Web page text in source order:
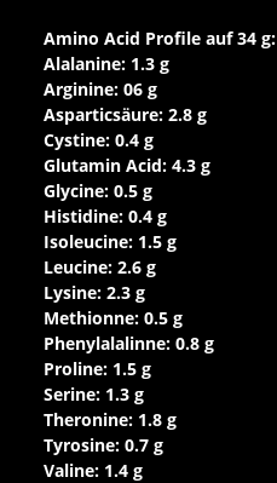
Amino Acid Profile auf 34 g:
Alalanine: 1.3 g
Arginine: 06 g
Asparticsäure: 2.8 g
Cystine: 0.4 g
Glutamin Acid: 4.3 g
Glycine: 0.5 g
Histidine: 0.4 g
Isoleucine: 1.5 g
Leucine: 2.6 g
Lysine: 2.3 g
Methionne: 0.5 g
Phenylalalinne: 0.8 g
Proline: 1.5 g
Serine: 1.3 g
Theronine: 1.8 g
Tyrosine: 0.7 g
Valine: 1.4 g